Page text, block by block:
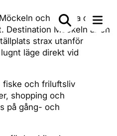
och avsluta dagen
Destination Möckeln är en
strax utanför
läge direkt vid
fiske och friluftsliv
shopping och
på gång- och